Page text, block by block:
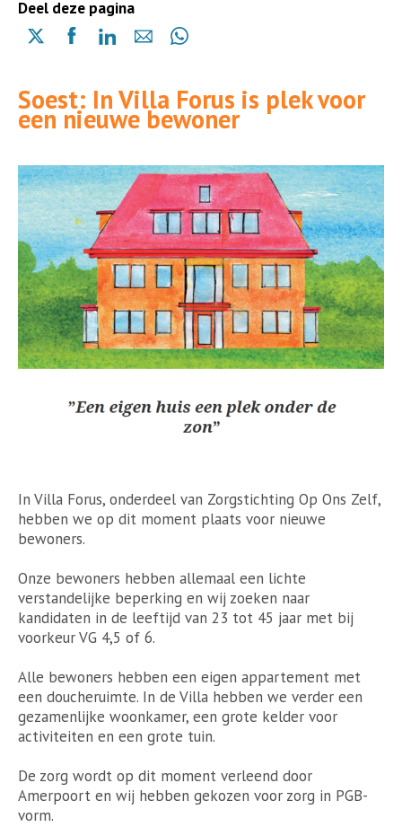
Deel deze pagina
Delen
(opent
in
een
pagina)
Delen
(opent
in
een
pagina)
Delen
(opent
in
een
pagina)
Delen
mail
Delen
(opent
in
nieuwe
pagina)
Soest: In Villa Forus is plek voor
een nieuwe bewoner
In Villa Forus, onderdeel van Zorgstichting Op Ons Zelf,
hebben we op dit moment plaats voor nieuwe
bewoners.
Onze bewoners hebben allemaal een lichte
verstandelijke beperking en wij zoeken naar
kandidaten in de leeftijd van 23 tot 45 jaar met bij
voorkeur VG 4,5 of 6.
Alle bewoners hebben een eigen appartement met
een doucheruimte. In de Villa hebben we verder een
gezamenlijke woonkamer, een grote kelder voor
activiteiten en een grote tuin.
De zorg wordt op dit moment verleend door
Amerpoort en wij hebben gekozen voor zorg in PGB-
vorm.